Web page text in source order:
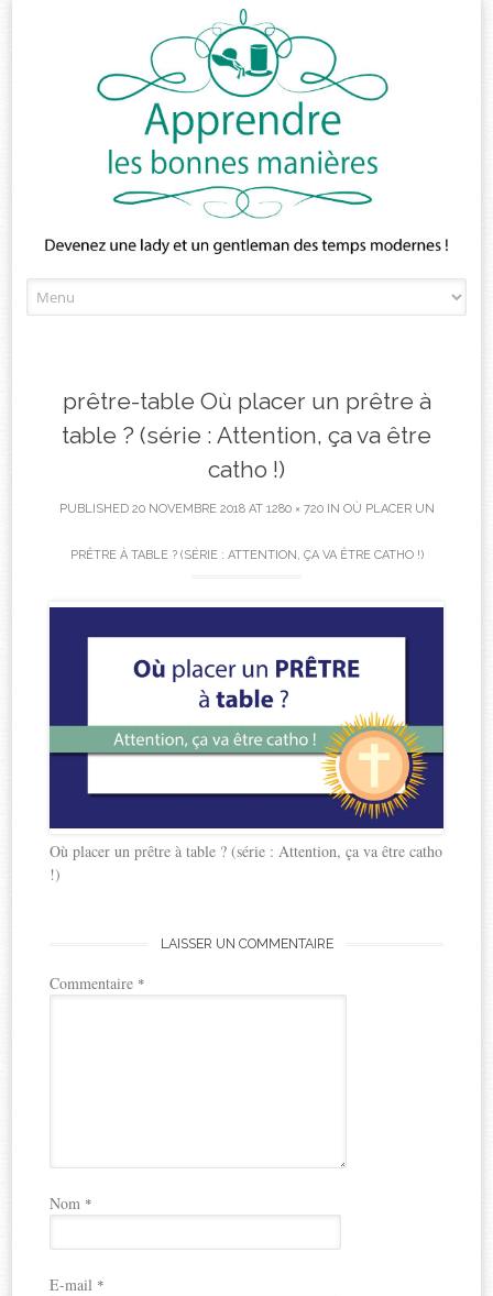
to
prêtre-table Où placer un prêtre à
table ? (série : Attention, ça va être
catho !)
PUBLISHED 20 NOVEMBRE 2018AT 1280 × 720IN OÙ PLACER UN
PRÊTRE À TABLE ? (SÉRIE : ATTENTION, ÇA VA ÊTRE CATHO !)
Où placer un prêtre à table ? (série : Attention, ça va être catho
!)
LAISSER UN COMMENTAIRE
Commentaire *
Nom *
E-mail *